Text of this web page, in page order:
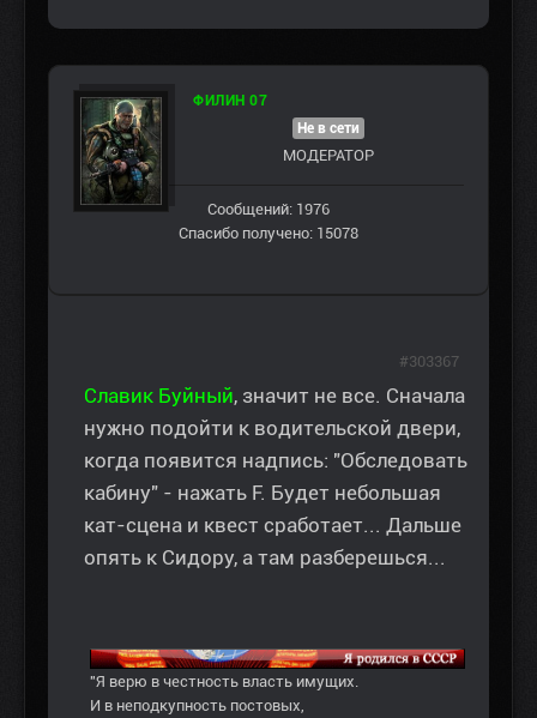
ФИЛИН 07
Не в сети
МОДЕРАТОР
Сообщений: 1976
Спасибо получено: 15078
Славик Буйный, значит не все. Сначала
нужно подойти к водительской двери,
когда появится надпись: "Обследовать
кабину" - нажать F. Будет небольшая
кат-сцена и квест сработает... Дальше
опять к Сидору, а там разберешься...
"Я верю в честность власть имущих.
И в неподкупность постовых,
#303367